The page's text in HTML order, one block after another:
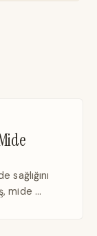
sağlığını
mide …